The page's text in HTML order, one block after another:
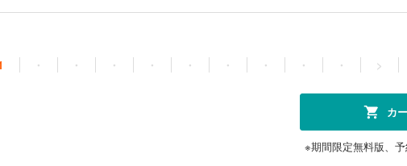
・ ・ ・ ・ ・ ・ ・ ・ ・ >
カ
※期間限定無料版、